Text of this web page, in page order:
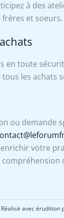
à des
et soeurs.
en toute
les achats
ou demande
votre
avec érudition